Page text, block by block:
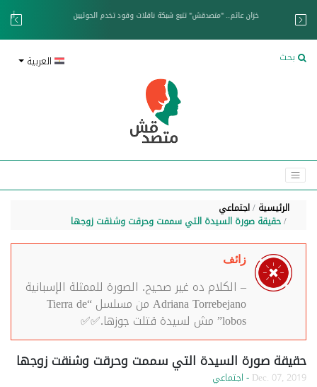
خزان عائم.. "متصدقش" تتبع شبكة ناقلات وقود تخدم الحوثيين
بحث العربية
الرئيسية اجتماعي
حقيقة صورة السيدة التي سممت وحرقت وشنقت زوجها
زائف
– الكلام ده غير صحيح. الصورة للممثلة الإسبانية
Adriana Torrebejano من مسلسل “Tierra de
lobos” مش لسيدة قتلت جوزها.✅✅
حقيقة صورة السيدة التي سممت وحرقت وشنقت زوجها
Dec. 07, 2019 - اجتماعي